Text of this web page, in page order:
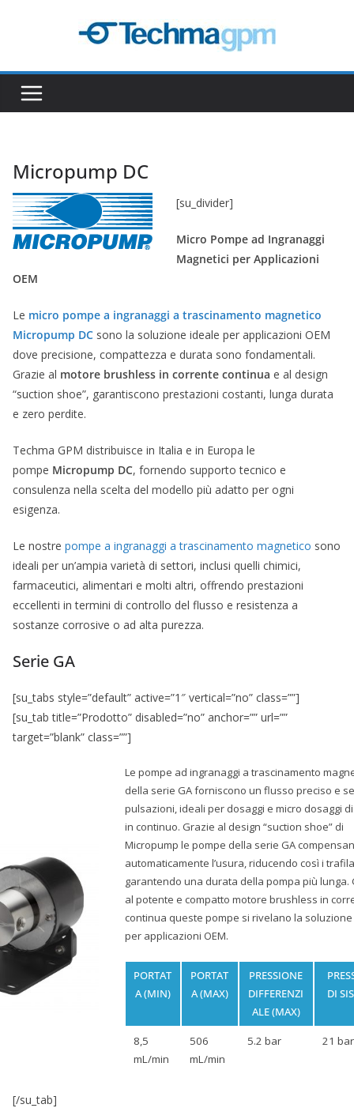
Micropump DC
[su_divider]
Micro Pompe ad Ingranaggi
Magnetici per Applicazioni
OEM
Le micro pompe a ingranaggi a trascinamento magnetico
Micropump DC sono la soluzione ideale per applicazioni OEM
dove precisione, compattezza e durata sono fondamentali.
Grazie al motore brushless in corrente continua e al design
“suction shoe”, garantiscono prestazioni costanti, lunga durata
e zero perdite.
Techma GPM distribuisce in Italia e in Europa le
pompe Micropump DC, fornendo supporto tecnico e
consulenza nella scelta del modello più adatto per ogni
esigenza.
Le nostre pompe a ingranaggi a trascinamento magnetico sono
ideali per un’ampia varietà di settori, inclusi quelli chimici,
farmaceutici, alimentari e molti altri, offrendo prestazioni
eccellenti in termini di controllo del flusso e resistenza a
sostanze corrosive o ad alta purezza.
Serie GA
[su_tabs style=”default” active=”1″ vertical=”no” class=””]
[su_tab title=”Prodotto” disabled=”no” anchor=”” url=””
target=”blank” class=””]
Le pompe ad ingranaggi a trascinamento
della serie GA forniscono un flusso preciso e
pulsazioni, ideali per dosaggi e micro dosaggi
in continuo. Grazie al design “suction shoe” di
Micropump le pompe della serie GA
automaticamente l’usura, riducendo così i
garantendo una durata della pompa più lunga.
al potente e compatto motore brushless in
continua queste pompe si rivelano la
per applicazioni OEM.
PORTAT
A (MIN)
PORTAT
A (MAX)
PRESSIONE
DIFFERENZI
ALE (MAX)
DI
8,5
mL/min
506
mL/min
5.2 bar 21 bar
[/su_tab]